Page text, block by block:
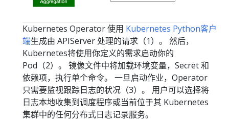
Kubernetes Operator 使用 Kubernetes Python客户
端生成由 APIServer 处理的请求（1）。 然后，
Kubernetes将使用你定义的需求启动你的
Pod（2）。 镜像文件中将加载环境变量，Secret 和
依赖项，执行单个命令。 一旦启动作业，Operator
只需要监视跟踪日志的状况（3）。 用户可以选择将
日志本地收集到调度程序或当前位于其 Kubernetes
集群中的任何分布式日志记录服务。